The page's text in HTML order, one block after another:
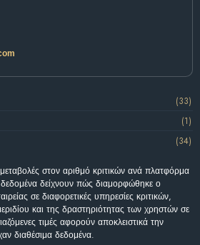
(33)
(1)
(34)
στον αριθμό κριτικών ανά πλατφόρμα
δείχνουν πώς διαμορφώθηκε ο
σε διαφορετικές υπηρεσίες κριτικών,
και της δραστηριότητας των χρηστών σε
τιμές αφορούν αποκλειστικά την
διαθέσιμα δεδομένα.